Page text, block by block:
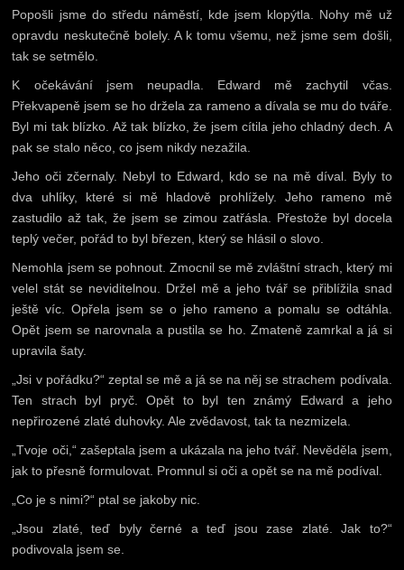
Popošli jsme do středu náměstí, kde jsem klopýtla. Nohy mě už
opravdu neskutečně bolely. A k tomu všemu, než jsme sem došli,
tak se setmělo.
K očekávání jsem neupadla. Edward mě zachytil včas.
Překvapeně jsem se ho držela za rameno a dívala se mu do tváře.
Byl mi tak blízko. Až tak blízko, že jsem cítila jeho chladný dech. A
pak se stalo něco, co jsem nikdy nezažila.
Jeho oči zčernaly. Nebyl to Edward, kdo se na mě díval. Byly to
dva uhlíky, které si mě hladově prohlížely. Jeho rameno mě
zastudilo až tak, že jsem se zimou zatřásla. Přestože byl docela
teplý večer, pořád to byl březen, který se hlásil o slovo.
Nemohla jsem se pohnout. Zmocnil se mě zvláštní strach, který mi
velel stát se neviditelnou. Držel mě a jeho tvář se přiblížila snad
ještě víc. Opřela jsem se o jeho rameno a pomalu se odtáhla.
Opět jsem se narovnala a pustila se ho. Zmateně zamrkal a já si
upravila šaty.
„Jsi v pořádku?“ zeptal se mě a já se na něj se strachem podívala.
Ten strach byl pryč. Opět to byl ten známý Edward a jeho
nepřirozené zlaté duhovky. Ale zvědavost, tak ta nezmizela.
„Tvoje oči,“ zašeptala jsem a ukázala na jeho tvář. Nevěděla jsem,
jak to přesně formulovat. Promnul si oči a opět se na mě podíval.
„Co je s nimi?“ ptal se jakoby nic.
„Jsou zlaté, teď byly černé a teď jsou zase zlaté. Jak to?“
podivovala jsem se.